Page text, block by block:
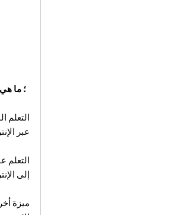
؛ ما هي
التعلم
عبر
إلى
ميزة